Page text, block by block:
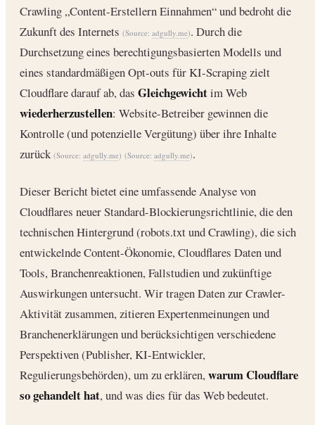
Crawling „Content-Erstellern Einnahmen“ und bedroht die
Zukunft des Internets (Source: adgully.me). Durch die
Durchsetzung eines berechtigungsbasierten Modells und
eines standardmäßigen Opt-outs für KI-Scraping zielt
Cloudflare darauf ab, das Gleichgewichtim Web
wiederherzustellen: Website-Betreiber gewinnen die
Kontrolle (und potenzielle Vergütung) über ihre Inhalte
zurück (Source: adgully.me) (Source: adgully.me).
Dieser Bericht bietet eine umfassende Analyse von
Cloudflares neuer Standard-Blockierungsrichtlinie, die den
technischen Hintergrund (robots.txt und Crawling), die sich
entwickelnde Content-Ökonomie, Cloudflares Daten und
Tools, Branchenreaktionen, Fallstudien und zukünftige
Auswirkungen untersucht. Wir tragen Daten zur Crawler-
Aktivität zusammen, zitieren Expertenmeinungen und
Branchenerklärungen und berücksichtigen verschiedene
Perspektiven (Publisher, KI-Entwickler,
Regulierungsbehörden), um zu erklären,warum Cloudflare
so gehandelt hat, und was dies für das Web bedeutet.